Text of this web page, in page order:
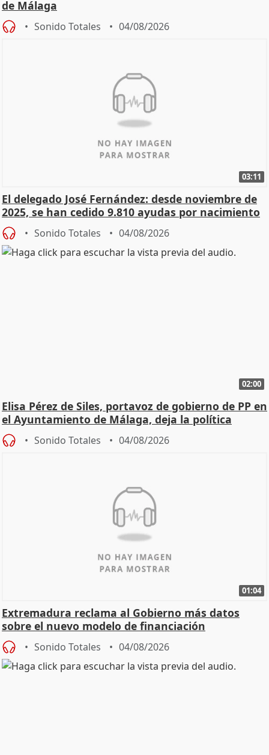
de Málaga
Sonido Totales 04/08/2026
03:11
El delegado José Fernández: desde noviembre de
2025, se han cedido 9.810 ayudas por nacimiento
Sonido Totales 04/08/2026
02:00
Elisa Pérez de Siles, portavoz de gobierno de PP en
el Ayuntamiento de Málaga, deja la política
Sonido Totales 04/08/2026
01:04
Extremadura reclama al Gobierno más datos
sobre el nuevo modelo de financiación
Sonido Totales 04/08/2026